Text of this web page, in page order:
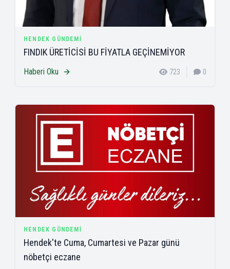
HENDEK GÜNDEMI
FINDIK ÜRETİCİSİ BU FİYATLA GEÇİNEMİYOR
Haberi Oku 723 0
HENDEK GÜNDEMI
Hendek'te Cuma, Cumartesi ve Pazar günü
nöbetçi eczane